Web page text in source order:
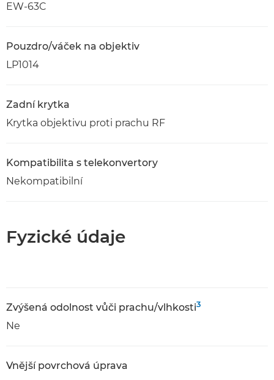
EW-63C
Pouzdro/váček na objektiv
LP1014
Zadní krytka
Krytka objektivu proti prachu RF
Kompatibilita s telekonvertory
Nekompatibilní
Fyzické údaje
Zvýšená odolnost vůči prachu/vlhkosti3
Ne
Vnější povrchová úprava